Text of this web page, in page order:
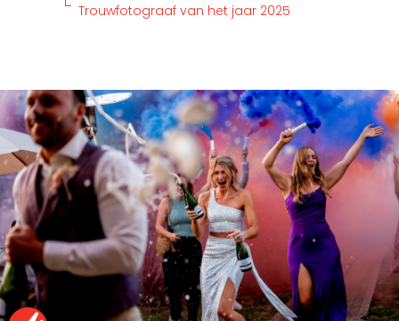
Trouwfotograaf van het jaar 2025